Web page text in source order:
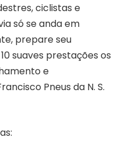
ciclistas e
só se anda em
prepare seu
suaves prestações os
e
Pneus da N. S.